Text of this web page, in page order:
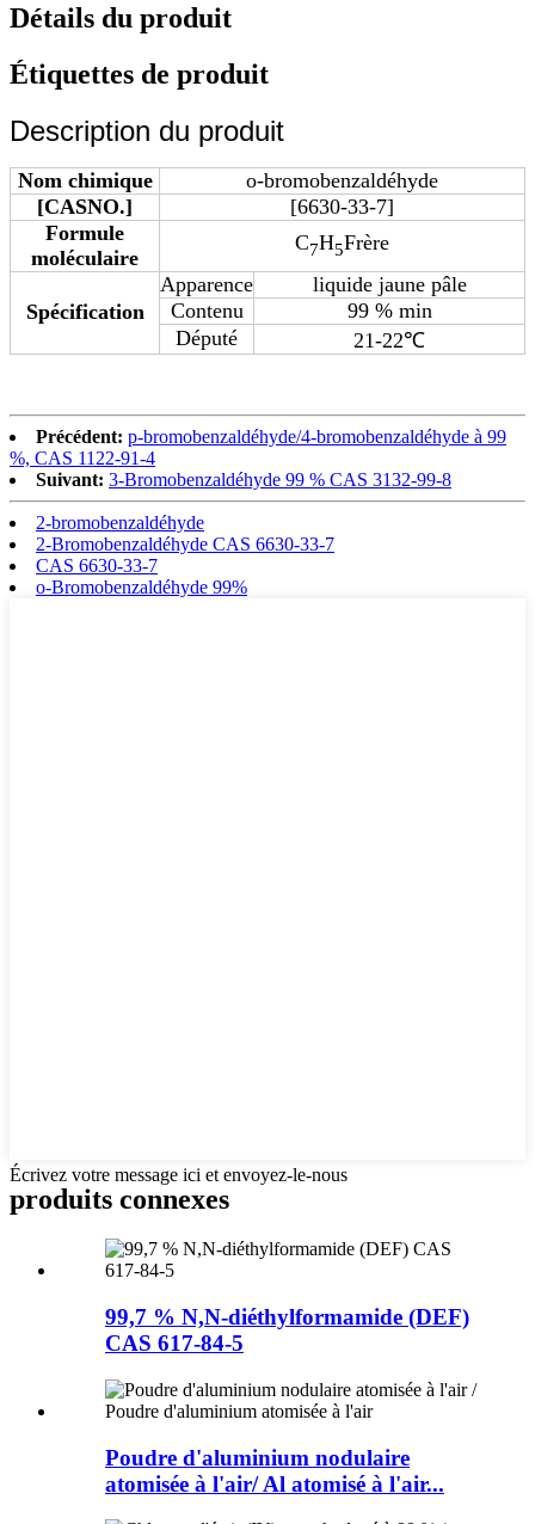
Détails du produit
Étiquettes de produit
Description du produit
Nom chimique
o-bromobenzaldéhyde
[CASNO.]
[6630-33-7]
Formule
moléculaire
C7H5Frère
Spécification
Apparence
liquide jaune pâle
Contenu
99 % min
Député
21-22℃
Précédent: p-bromobenzaldéhyde/4-bromobenzaldéhyde à 99
%, CAS 1122-91-4
Suivant: 3-Bromobenzaldéhyde 99 % CAS 3132-99-8
2-bromobenzaldéhyde
2-Bromobenzaldéhyde CAS 6630-33-7
CAS 6630-33-7
o-Bromobenzaldéhyde 99%
Écrivez votre message ici et envoyez-le-nous
produits connexes
99,7 % N,N-diéthylformamide (DEF)
CAS 617-84-5
Poudre d'aluminium nodulaire
atomisée à l'air/ Al atomisé à l'air...